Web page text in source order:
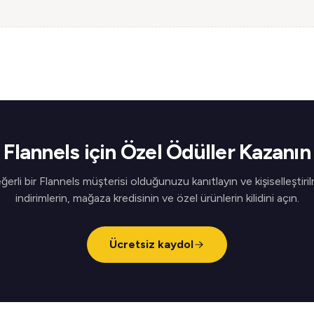
Flannels için Özel Ödüller Kazanın
bir Flannels müşterisi olduğunuzu kanıtlayın ve
indirimlerin, mağaza kredisinin ve özel ürünlerin kilidini açın.
Ücretsiz kaydol